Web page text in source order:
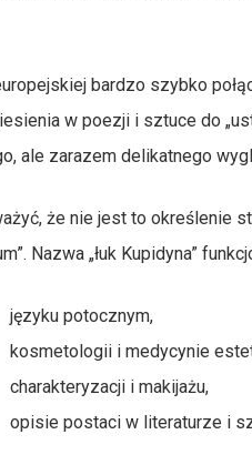
bardzo szybko
w poezji i sztuce do
ale zarazem delikatnego
że nie jest to określenie
Nazwa „łuk Kupidyna”
języku potocznym,
kosmetologii i medycynie
charakteryzacji i makijażu,
opisie postaci w literaturze i